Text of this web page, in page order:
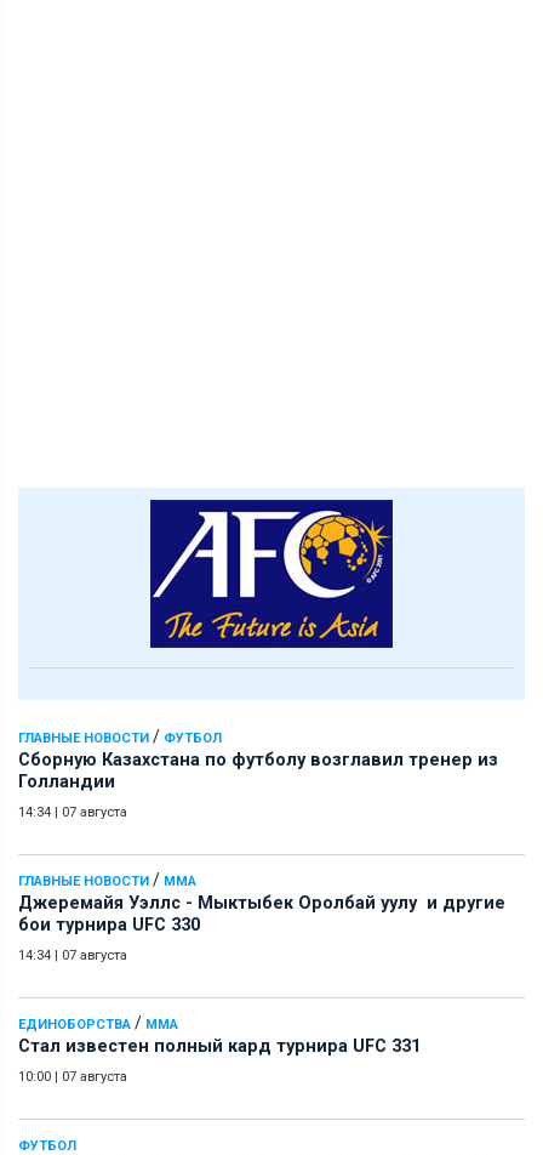
ГЛАВНЫЕ НОВОСТИ / ФУТБОЛ
Сборную Казахстана по футболу возглавил тренер из
Голландии
14:34 | 07 августа
ГЛАВНЫЕ НОВОСТИ / ММА
Джеремайя Уэллс - Мыктыбек Оролбай уулу и другие
бои турнира UFC 330
14:34 | 07 августа
ЕДИНОБОРСТВА / ММА
Стал известен полный кард турнира UFC 331
10:00 | 07 августа
ФУТБОЛ